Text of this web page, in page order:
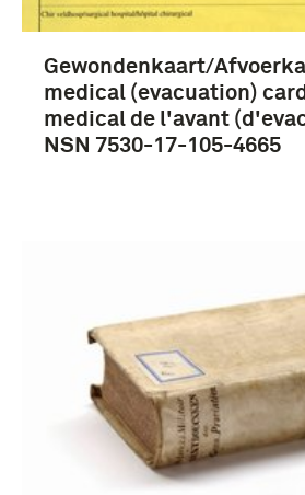
Prenten en Tekeningen (3)
Meer
Tweede Wereldoorlog (1939-
Militaire Geneeskundige
man (5)
Gewondenkaart/
medical (evacuation)
medical de l'avant
NSN 7530-17-105-4665